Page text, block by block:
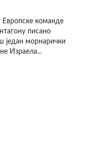
Европске команде
писано
један морнарички
Израела...